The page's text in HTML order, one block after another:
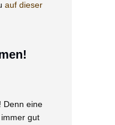
auf dieser
Denn eine
gut